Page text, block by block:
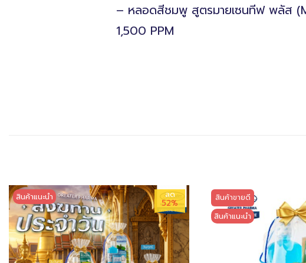
– หลอดสีชมพู สูตรมายเซนทีฟ พลัส
1,500 PPM
ลด
52%
สินค้าแนะนำ สินค้าขายดี
สินค้าแนะนำ